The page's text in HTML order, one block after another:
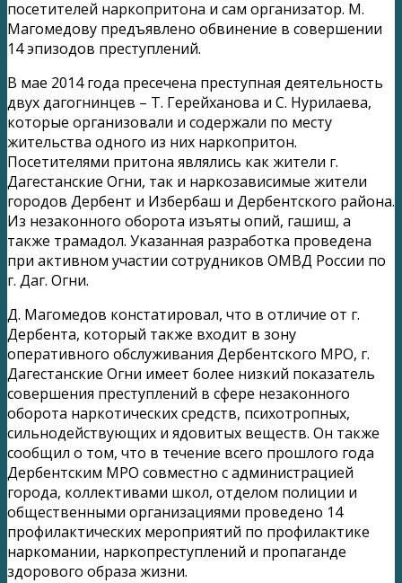
посетителей наркопритона и сам организатор. М.
Магомедову предъявлено обвинение в совершении
14 эпизодов преступлений.
В мае 2014 года пресечена преступная деятельность
двух дагогнинцев – Т. Герейханова и С. Нурилаева,
которые организовали и содержали по месту
жительства одного из них наркопритон.
Посетителями притона являлись как жители г.
Дагестанские Огни, так и наркозависимые жители
городов Дербент и Избербаш и Дербентского района.
Из незаконного оборота изъяты опий, гашиш, а
также трамадол. Указанная разработка проведена
при активном участии сотрудников ОМВД России по
г. Даг. Огни.
Д. Магомедов констатировал, что в отличие от г.
Дербента, который также входит в зону
оперативного обслуживания Дербентского МРО, г.
Дагестанские Огни имеет более низкий показатель
совершения преступлений в сфере незаконного
оборота наркотических средств, психотропных,
сильнодействующих и ядовитых веществ. Он также
сообщил о том, что в течение всего прошлого года
Дербентским МРО совместно с администрацией
города, коллективами школ, отделом полиции и
общественными организациями проведено 14
профилактических мероприятий по профилактике
наркомании, наркопреступлений и пропаганде
здорового образа жизни.